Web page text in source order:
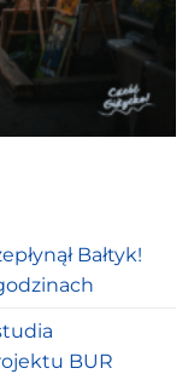
Bałtyk!
BUR